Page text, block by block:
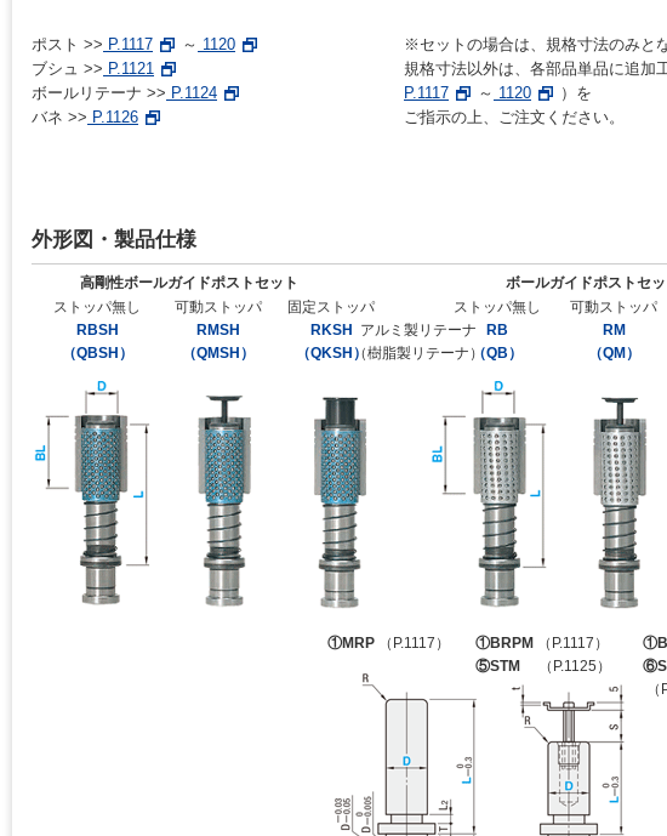
ポスト >> P.1117 ～ 1120
ブシュ >> P.1121
ボールリテーナ >> P.1124
バネ >> P.1126
※セットの場合は、規格寸法のみと
規格寸法以外は、各部品単品に追加
P.1117
～ 1120
）を
ご指示の上、ご注文ください。
外形図・製品仕様
高剛性ボールガイドポストセット
ボールガイドポストセッ
ストッパ無し
RBSH
（QBSH）
可動ストッパ
RMSH
（QMSH）
固定ストッパ
RKSH
（QKSH）
ストッパ無し
RB
（QB）
可動ストッパ
RM
（QM）
アルミ製リテーナ
（樹脂製リテーナ）
①MRP （P.1117） ①BRPM
（P.1117）
⑤STM
（P.1125）
（